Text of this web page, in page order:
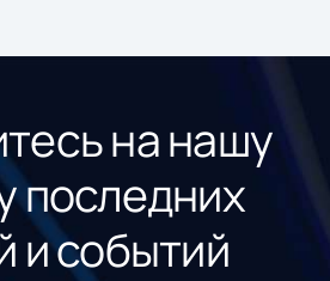
на нашу
последних
и событий